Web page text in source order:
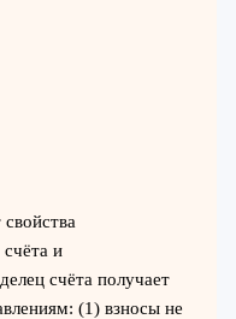
счёта и
счёта получает
(1) взносы не